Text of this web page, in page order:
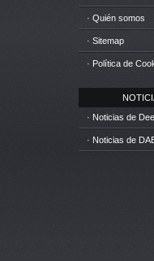
· Quién somos
· Sitemap
· Política de
· Noticias de
· Noticias de